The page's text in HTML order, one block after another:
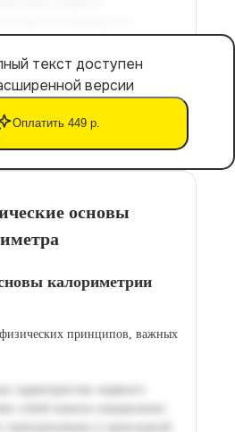
текст доступен
версии
Оплатить 449 р.
основы
калориметрии
принципов, важных